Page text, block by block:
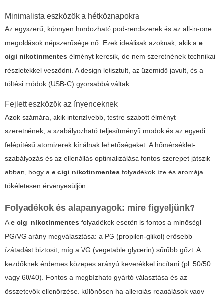
Minimalista eszközök a hétköznapokra
Az egyszerű, könnyen hordozható pod-rendszerek és az all-in-one
megoldások népszerűsége nő. Ezek ideálisak azoknak, akik a e
cigi nikotinmentes élményt keresik, de nem szeretnének technikai
részletekkel vesződni. A design letisztult, az üzemidő javult, és a
töltési módok (USB-C) gyorsabbá váltak.
Fejlett eszközök az ínyenceknek
Azok számára, akik intenzívebb, testre szabott élményt
szeretnének, a szabályozható teljesítményű modok és az egyedi
felépítésű atomizerek kínálnak lehetőségeket. A hőmérséklet-
szabályozás és az ellenállás optimalizálása fontos szerepet játszik
abban, hogy a e cigi nikotinmentes folyadékok íze és aromája
tökéletesen érvényesüljön.
Folyadékok és alapanyagok: mire figyeljünk?
Ae cigi nikotinmentes folyadékok esetén is fontos a minőségi
PG/VG arány megválasztása: a PG (propilén-glikol) erősebb
ízátadást biztosít, míg a VG (vegetable glycerin) sűrűbb gőzt. A
kezdőknek érdemes közepes arányú keverékkel indítani (pl. 50/50
vagy 60/40). Fontos a megbízható gyártó választása és az
összetevők ellenőrzése, különösen ha allergiás reagálások vagy